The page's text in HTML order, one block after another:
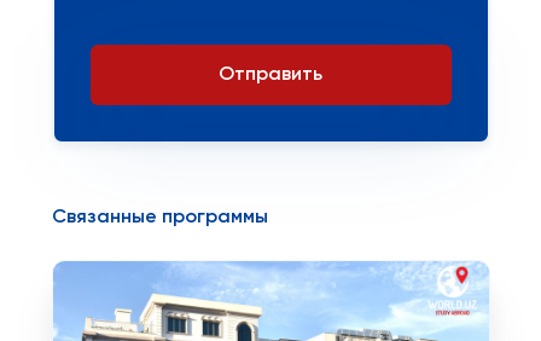
Отправить
Связанные программы